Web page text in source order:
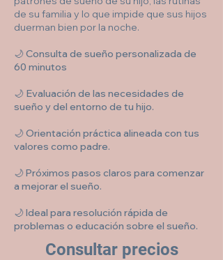
de su familia y lo que impide que sus hijos
duerman bien por la noche.
🌙 Consulta de sueño personalizada de
60 minutos
🌙 Evaluación de las necesidades de
sueño y del entorno de tu hijo.
🌙 Orientación práctica alineada con tus
valores como padre.
🌙 Próximos pasos claros para comenzar
a mejorar el sueño.
🌙 Ideal para resolución rápida de
problemas o educación sobre el sueño.
Consultar precios